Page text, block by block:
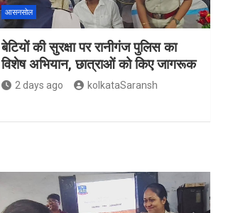
आसनसोल
बेटियों की सुरक्षा पर रानीगंज पुलिस का
विशेष अभियान, छात्राओं को किए जागरूक
2 days ago kolkataSaransh